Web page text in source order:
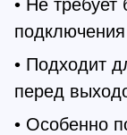
• Не требует
подключения
• Подходит
перед
• Особенно